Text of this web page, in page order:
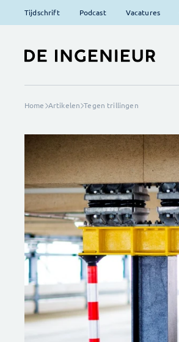
Tijdschrift Podcast Vacatures
Home Artikelen Tegen trillingen